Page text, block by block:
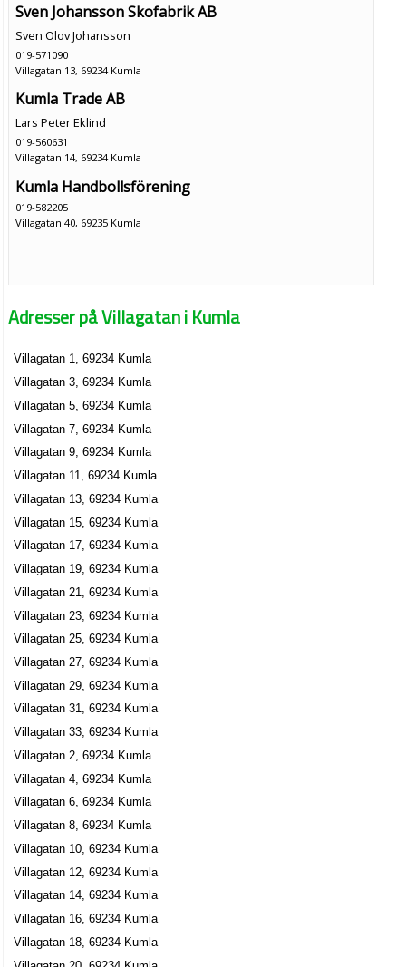
Sven Johansson Skofabrik AB
Sven Olov Johansson
019-571090
Villagatan 13, 69234 Kumla
Kumla Trade AB
Lars Peter Eklind
019-560631
Villagatan 14, 69234 Kumla
Kumla Handbollsförening
019-582205
Villagatan 40, 69235 Kumla
Adresser på Villagatan i Kumla
Villagatan 1, 69234 Kumla
Villagatan 3, 69234 Kumla
Villagatan 5, 69234 Kumla
Villagatan 7, 69234 Kumla
Villagatan 9, 69234 Kumla
Villagatan 11, 69234 Kumla
Villagatan 13, 69234 Kumla
Villagatan 15, 69234 Kumla
Villagatan 17, 69234 Kumla
Villagatan 19, 69234 Kumla
Villagatan 21, 69234 Kumla
Villagatan 23, 69234 Kumla
Villagatan 25, 69234 Kumla
Villagatan 27, 69234 Kumla
Villagatan 29, 69234 Kumla
Villagatan 31, 69234 Kumla
Villagatan 33, 69234 Kumla
Villagatan 2, 69234 Kumla
Villagatan 4, 69234 Kumla
Villagatan 6, 69234 Kumla
Villagatan 8, 69234 Kumla
Villagatan 10, 69234 Kumla
Villagatan 12, 69234 Kumla
Villagatan 14, 69234 Kumla
Villagatan 16, 69234 Kumla
Villagatan 18, 69234 Kumla